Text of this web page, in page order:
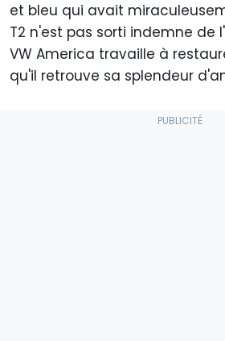
et bleu qui avait
T2 n'est pas sorti indemne de
VW America travaille à
qu'il retrouve sa splendeur